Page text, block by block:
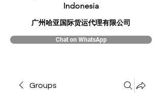
Indonesia
​广州哈亚国际货运代理有限公司
Chat on WhatsApp
Groups